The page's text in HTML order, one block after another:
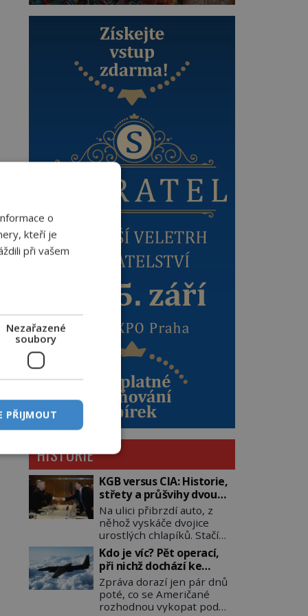
HISTORIE
KGB versus CIA: Historie,
střety a průšvihy dvou
nejznámějších tajných
služeb historie
Na ulici přibrzdí auto, z
něhož vyskáče dvojice
urostlých chlapíků. Stačí
pár vteřin a už agresivně
buší na dveře. O další
okamžik později vlečou
nebožáka do auta, a pak už
ho nikdy nikdo nespatří.
Dostal se totiž do rukou
Kdo je víc? Pět operací,
při nichž dochází ke
střetu obou tajných
služeb
Zpráva dorazí jen pár dnů
poté, co se Američané
rozhodnou vykopat pod
o
kteří je
při vašem
Nezařazené
soubory
PŘIJMOUT